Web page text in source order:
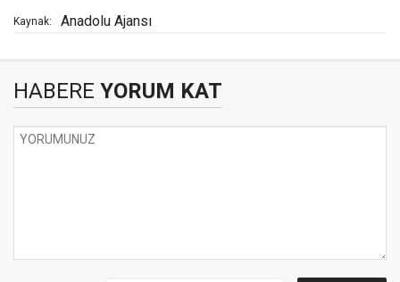
Kaynak: Anadolu Ajansı
HABERE YORUM KAT